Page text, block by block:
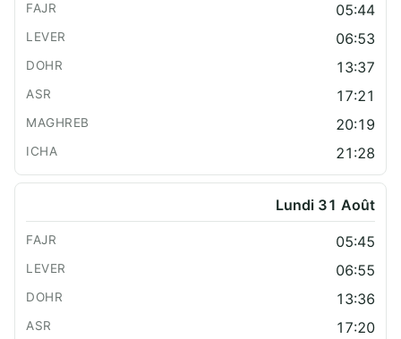
05:44
06:53
13:37
17:21
20:19
21:28
Lundi 31 Août
05:45
06:55
13:36
17:20